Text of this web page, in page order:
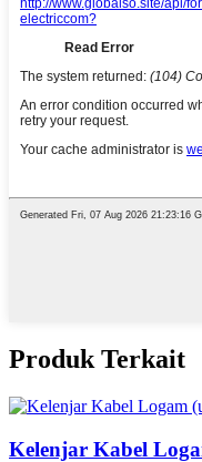
Produk Terkait
Kelenjar Kabel